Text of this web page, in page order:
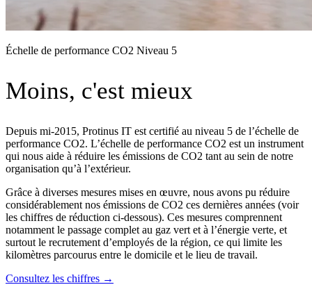
Échelle de performance CO2 Niveau 5
Moins, c'est mieux
Depuis mi-2015, Protinus IT est certifié au niveau 5 de l’échelle de
performance CO2. L’échelle de performance CO2 est un instrument
qui nous aide à réduire les émissions de CO2 tant au sein de notre
organisation qu’à l’extérieur.
Grâce à diverses mesures mises en œuvre, nous avons pu réduire
considérablement nos émissions de CO2 ces dernières années (voir
les chiffres de réduction ci-dessous). Ces mesures comprennent
notamment le passage complet au gaz vert et à l’énergie verte, et
surtout le recrutement d’employés de la région, ce qui limite les
kilomètres parcourus entre le domicile et le lieu de travail.
Consultez les chiffres →